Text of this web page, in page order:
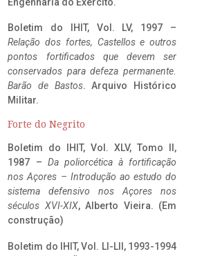
Boletim do IHIT, Vol. LV, 1997 –
Relação dos fortes, Castellos e outros
pontos fortificados que devem ser
conservados para defeza permanente.
Barão de Bastos. Arquivo Histórico
Militar.
Forte do Negrito
Boletim do IHIT, Vol. XLV, Tomo II,
1987 – Da poliorcética à fortificação
nos Açores – Introdução ao estudo do
sistema defensivo nos Açores nos
séculos XVI-XIX, Alberto Vieira. (Em
construção)
Boletim do IHIT, Vol. LI-LII, 1993-1994